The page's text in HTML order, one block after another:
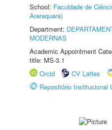
School: Faculdade de
Araraquara)
Department:
MODERNAS
Academic Appointment
title: MS-3.1
Orcid
CV Lattes
Repositório Institucional